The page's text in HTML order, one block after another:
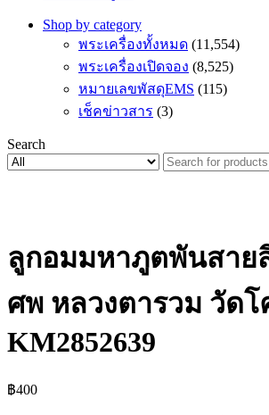
Shop by category
พระเครื่องทั้งหมด (11,554)
พระเครื่องเปิดจอง (8,525)
หมายเลขพัสดุEMS (115)
เช็คข่าวสาร (3)
Search
ลูกอมมหาภูตพันสาย
ศพ หลวงตารวม วัด
KM2852639
฿400